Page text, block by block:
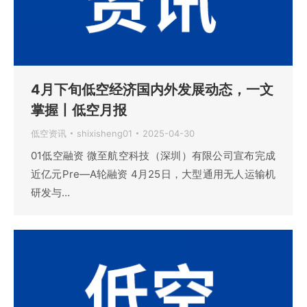
4月下旬低空经济国内外发展动态，一文
掌握丨低空月报
低空资讯 shixisheng01 2025-04-30
01低空融资 微至航空科技（深圳）有限公司宣布完成
近亿元Pre—A轮融资 4月25日，大型通用无人运输机
研发与…